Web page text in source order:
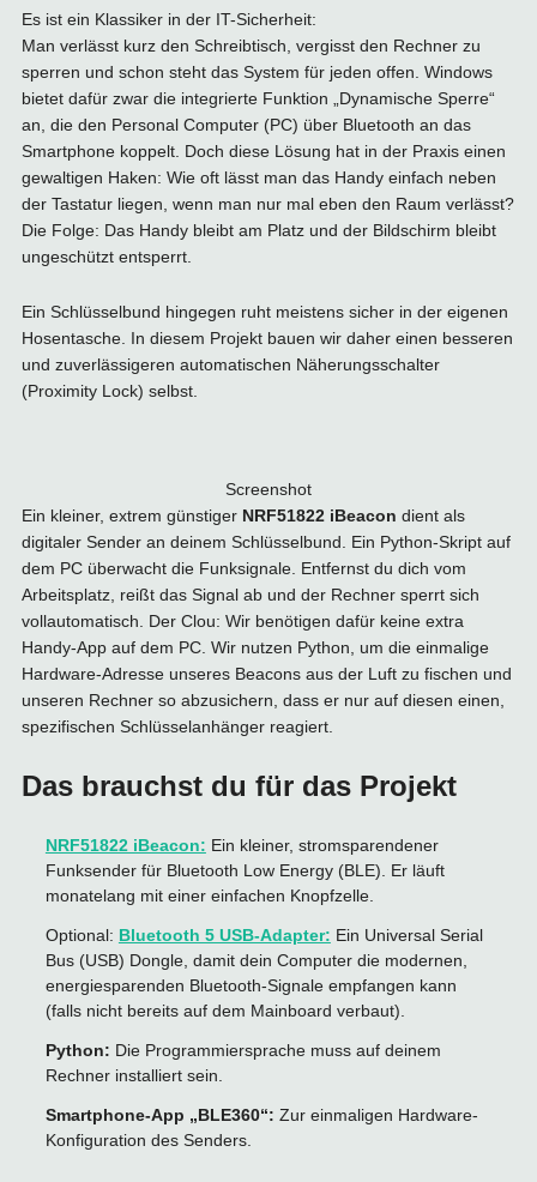
Es ist ein Klassiker in der IT-Sicherheit:
Man verlässt kurz den Schreibtisch, vergisst den Rechner zu
sperren und schon steht das System für jeden offen. Windows
bietet dafür zwar die integrierte Funktion „Dynamische Sperre“
an, die den Personal Computer (PC) über Bluetooth an das
Smartphone koppelt. Doch diese Lösung hat in der Praxis einen
gewaltigen Haken: Wie oft lässt man das Handy einfach neben
der Tastatur liegen, wenn man nur mal eben den Raum verlässt?
Die Folge: Das Handy bleibt am Platz und der Bildschirm bleibt
ungeschützt entsperrt.
Ein Schlüsselbund hingegen ruht meistens sicher in der eigenen
Hosentasche. In diesem Projekt bauen wir daher einen besseren
und zuverlässigeren automatischen Näherungsschalter
(Proximity Lock) selbst.
Screenshot
Ein kleiner, extrem günstiger NRF51822 iBeacon dient als
digitaler Sender an deinem Schlüsselbund. Ein Python-Skript auf
dem PC überwacht die Funksignale. Entfernst du dich vom
Arbeitsplatz, reißt das Signal ab und der Rechner sperrt sich
vollautomatisch. Der Clou: Wir benötigen dafür keine extra
Handy-App auf dem PC. Wir nutzen Python, um die einmalige
Hardware-Adresse unseres Beacons aus der Luft zu fischen und
unseren Rechner so abzusichern, dass er nur auf diesen einen,
spezifischen Schlüsselanhänger reagiert.
Das brauchst du für das Projekt
NRF51822 iBeacon: Ein kleiner, stromsparendener
Funksender für Bluetooth Low Energy (BLE). Er läuft
monatelang mit einer einfachen Knopfzelle.
Optional: Bluetooth 5 USB-Adapter: Ein Universal Serial
Bus (USB) Dongle, damit dein Computer die modernen,
energiesparenden Bluetooth-Signale empfangen kann
(falls nicht bereits auf dem Mainboard verbaut).
Python: Die Programmiersprache muss auf deinem
Rechner installiert sein.
Smartphone-App „BLE360“: Zur einmaligen Hardware-
Konfiguration des Senders.